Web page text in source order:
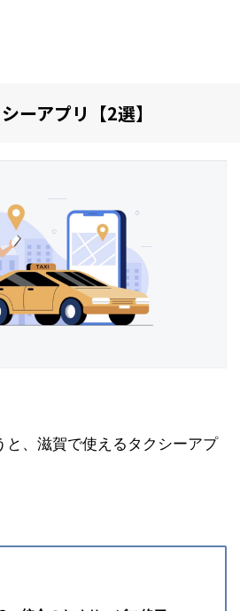
ーアプリ【2選】
と、滋賀で使えるタクシーアプ